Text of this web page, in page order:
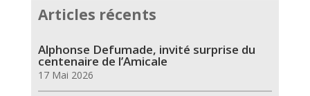
Articles récents
Alphonse Defumade, invité surprise du
centenaire de l’Amicale
17 Mai 2026